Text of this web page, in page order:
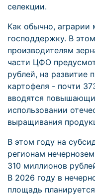
селекции.
Как обычно, аграрии
господдержку. В
производителям
части ЦФО
рублей, на развитие
картофеля - почти
вводятся
использовании
выращивания
В этом году на
регионам
310 миллионов
В 2026 году в
площадь